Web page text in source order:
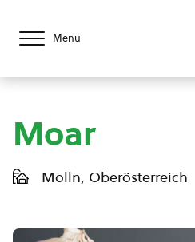
Menü
Moar
Molln, Oberösterreich